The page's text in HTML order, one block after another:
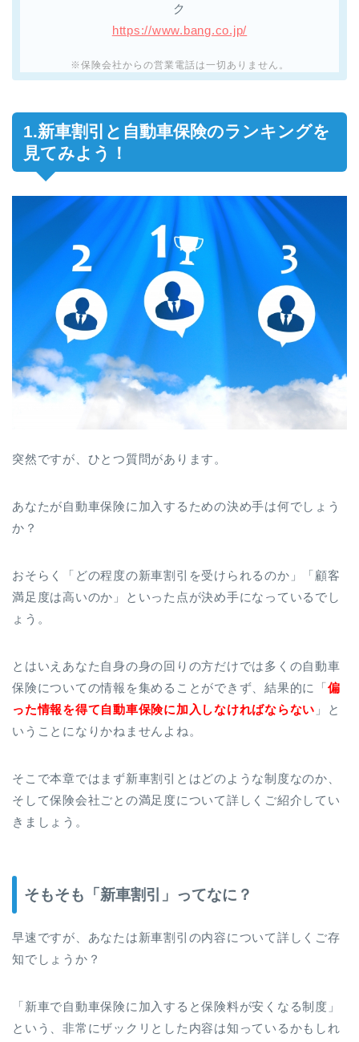
ク
https://www.bang.co.jp/
※保険会社からの営業電話は一切ありません。
1.新車割引と自動車保険のランキングを
見てみよう！
突然ですが、ひとつ質問があります。
あなたが自動車保険に加入するための決め手は何でしょう
か？
おそらく「どの程度の新車割引を受けられるのか」「顧客
満足度は高いのか」といった点が決め手になっているでし
ょう。
とはいえあなた自身の身の回りの方だけでは多くの自動車
保険についての情報を集めることができず、結果的に「偏
った情報を得て自動車保険に加入しなければならない 」と
いうことになりかねませんよね。
そこで本章ではまず新車割引とはどのような制度なのか、
そして保険会社ごとの満足度について詳しくご紹介してい
きましょう。
そもそも「新車割引」ってなに？
早速ですが、あなたは新車割引の内容について詳しくご存
知でしょうか？
「新車で自動車保険に加入すると保険料が安くなる制度」
という、非常にザックリとした内容は知っているかもしれ